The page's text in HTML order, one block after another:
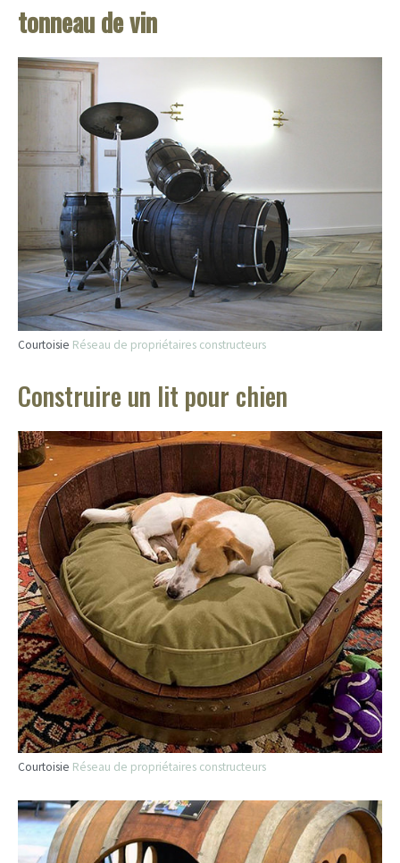
tonneau de vin
Courtoisie Réseau de propriétaires constructeurs
Construire un lit pour chien
Courtoisie Réseau de propriétaires constructeurs